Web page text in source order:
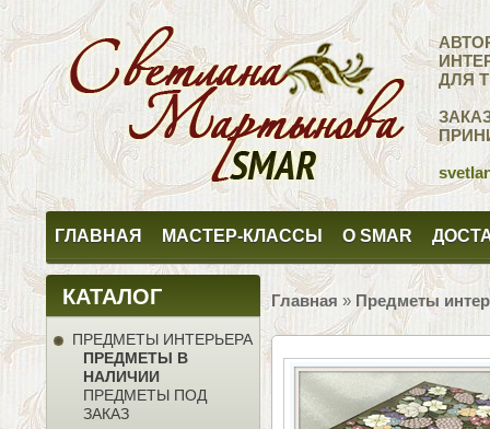
ДЛЯ
ГЛАВНАЯ МАСТЕР-КЛАССЫ О SMAR
КАТАЛОГ
ПРЕДМЕТЫ ИНТЕРЬЕРА
ПРЕДМЕТЫ В
НАЛИЧИИ
ПРЕДМЕТЫ ПОД
ЗАКАЗ
Главная » Предметы